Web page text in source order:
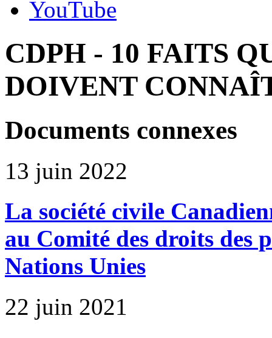
YouTube
CDPH - 10 FAITS
DOIVENT
Documents connexes
13 juin 2022
La société civile
au Comité des droits des
Nations Unies
22 juin 2021